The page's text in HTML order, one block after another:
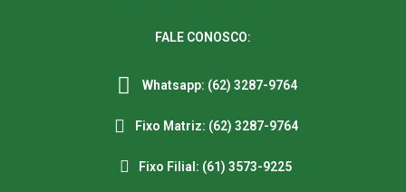
FALE CONOSCO:
Whatsapp: (62) 3287-9764
Fixo Matriz: (62) 3287-9764
Fixo Filial: (61) 3573-9225